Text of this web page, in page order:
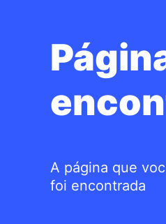
A página que
foi encontrada